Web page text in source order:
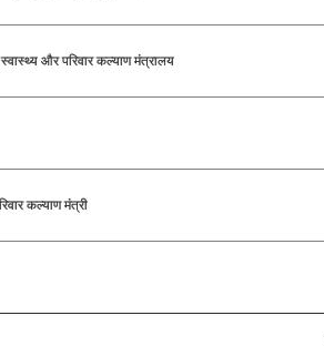
और परिवार कल्याण मंत्रालय
कल्याण मंत्री